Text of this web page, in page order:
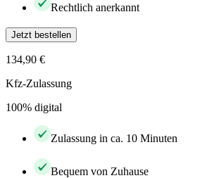
Rechtlich anerkannt
Jetzt bestellen
134,90 €
Kfz-Zulassung
100% digital
Zulassung in ca. 10 Minuten
Bequem von Zuhause